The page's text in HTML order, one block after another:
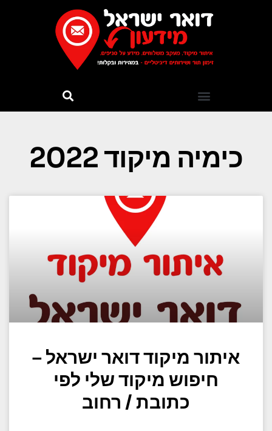
כימיה מיקוד 2022
איתור מיקוד דואר ישראל –
חיפוש מיקוד שלי לפי
כתובת / רחוב